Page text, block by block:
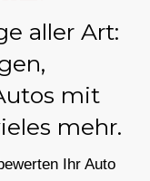
aller Art:
mit
mehr.
Ihr Auto